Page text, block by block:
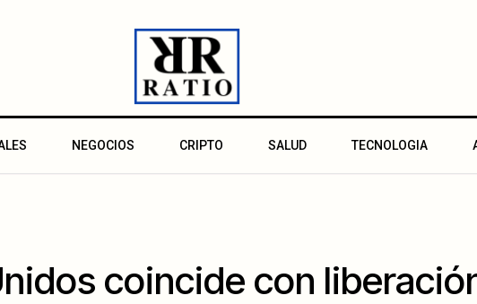
NEGOCIOS CRIPTO SALUD TECNOLOGIA
coincide con